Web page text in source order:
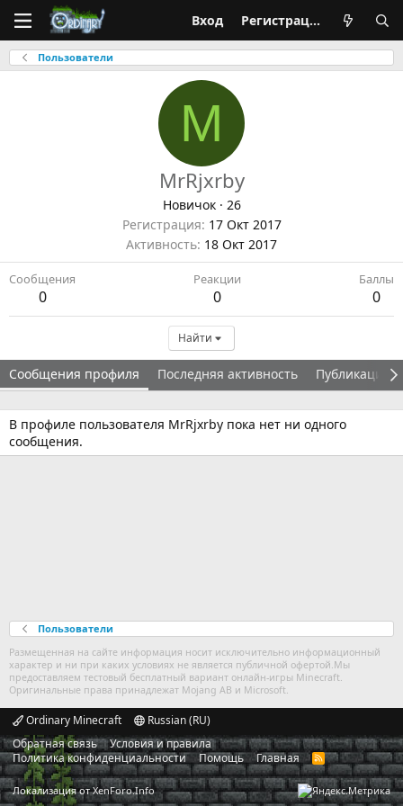
Вход Регистрация
Пользователи
M
MrRjxrby
Новичок · 26
Регистрация 17 Окт 2017
Активность 18 Окт 2017
Сообщения
0
Реакции
0
Баллы
0
Найти
Сообщения профиля Последняя активность Публикации
В профиле пользователя MrRjxrby пока нет ни одного
сообщения.
Пользователи
Размещенная на сайте информация носит исключительно информационный
характер и ни при каких условиях не является публичной офертой.Мы
предоставляем тестовый бесплатный вариант онлайн-игры Minecraft.
Оригинальные права принадлежат Mojang AB и Microsoft.
Ordinary Minecraft
Russian (RU)
Обратная связь
Условия и правила
Политика конфиденциальности
Помощь Главная
R
S
S
Локализация отXenForo.Info